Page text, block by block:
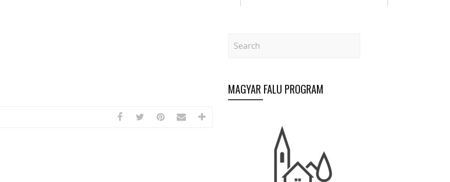
MAGYAR FALU PROGRAM